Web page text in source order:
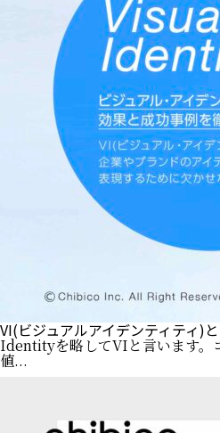
VI(ビジュアルアイデンティティ)
Identityを略してVIと言います。
値...